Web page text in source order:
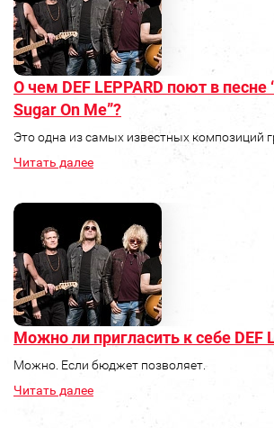
О чем DEF LEPPARD поют в песне
Sugar On Me”?
Это одна из самых известных композиций
Читать далее
Можно ли пригласить к себе DEF
Можно. Если бюджет позволяет.
Читать далее